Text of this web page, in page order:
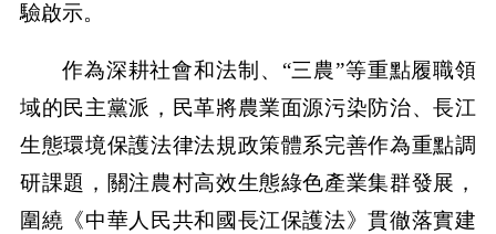
驗啟示。
作為深耕社會和法制、“三農”等重點履職領
域的民主黨派，民革將農業面源污染防治、長江
生態環境保護法律法規政策體系完善作為重點調
研課題，關注農村高效生態綠色產業集群發展，
圍繞《中華人民共和國長江保護法》貫徹落實建